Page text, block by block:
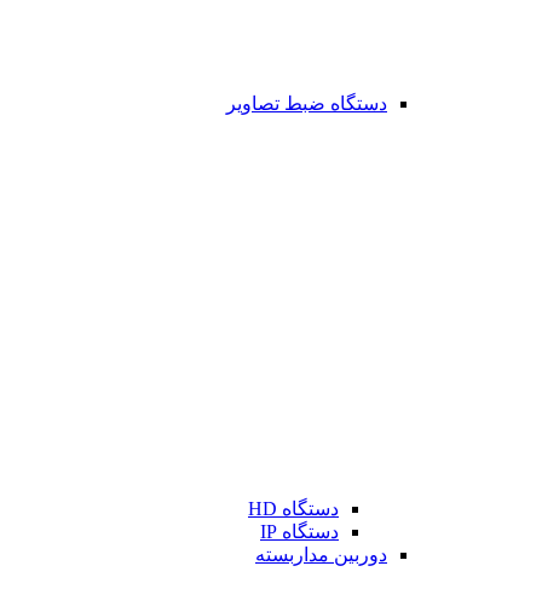
دستگاه ضبط تصاویر
دستگاه HD
دستگاه IP
دوربین مداربسته